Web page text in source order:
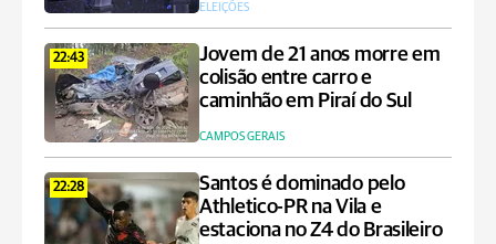
ELEIÇÕES
22:43
Jovem de 21 anos morre em
colisão entre carro e
caminhão em Piraí do Sul
CAMPOS GERAIS
22:28
Santos é dominado pelo
Athletico-PR na Vila e
estaciona no Z4 do Brasileiro